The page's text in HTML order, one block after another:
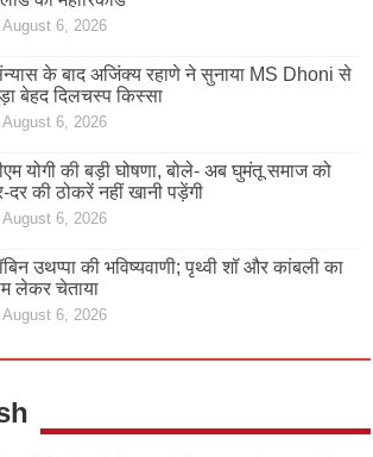
August 6, 2026
के बाद अजिंक्‍य रहाणे ने सुनाया MS Dhoni से
बेहद दिलचस्प किस्सा
August 6, 2026
योगी की बड़ी घोषणा, बोले- अब घुमंतू समाज को
दर की ठोकरें नहीं खानी पड़ेंगी
August 6, 2026
उथप्पा की भविष्यवाणी; पृथ्वी शॉ और कांबली का
लेकर चेताया
August 6, 2026